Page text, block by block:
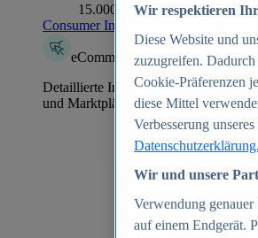
15.000+ Marken
Consumer Insights entdecken
eCommerce Insights
Detaillierte Informationen zu mehr
und Marktplätzen
Wir respektieren
Diese Website und
zuzugreifen.
Cookie-Präferenzen
diese Mittel
Verbesserung
Datenschutzerklärung.
Wir und unsere
Verwendung
auf einem Endgerät.